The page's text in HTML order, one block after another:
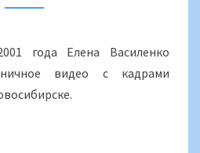
года Елена Василенко
видео с кадрами